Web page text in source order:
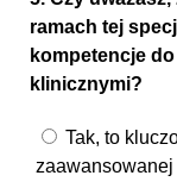
ramach tej
kompetencje
klinicznymi?
Tak, to